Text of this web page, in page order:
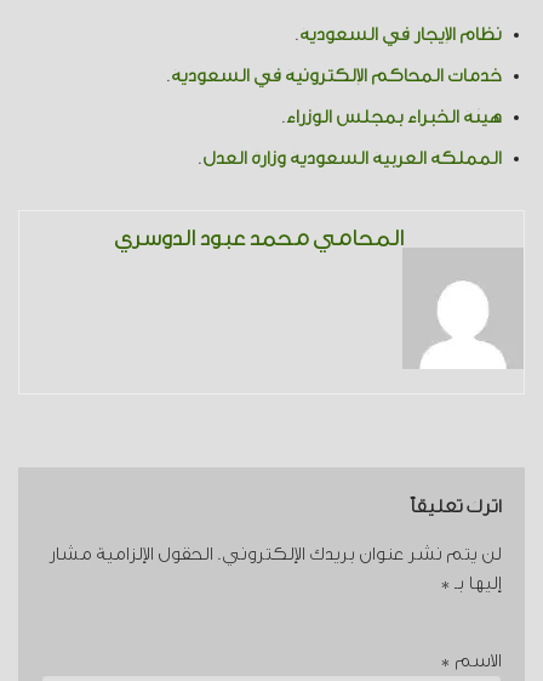
نظام الإيجار في السعودية.
خدمات المحاكم الإلكترونية في السعودية.
هيئة الخبراء بمجلس الوزراء.
المملكة العربية السعودية وزارة العدل.
المحامي محمد عبود الدوسري
اترك تعليقاً
لن يتم نشر عنوان بريدك الإلكتروني. الحقول الإلزامية مشار
إليها بـ *
الاسم *